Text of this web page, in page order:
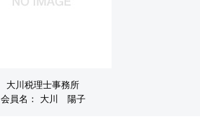
大川税理士事務所
会員名：
大川 陽子